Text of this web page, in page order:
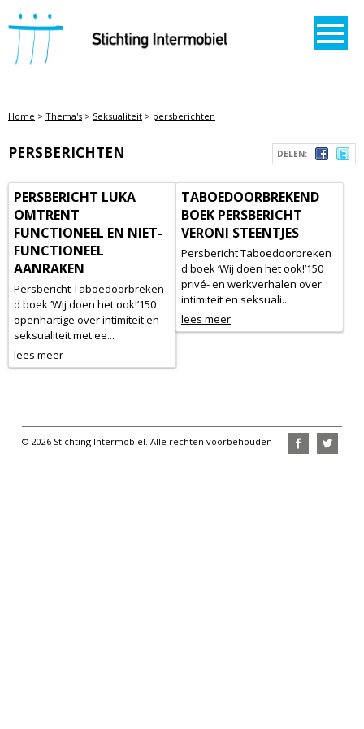
STICHTING INTERMOBIEL
Home > Thema's > Seksualiteit > persberichten
DELEN:
PERSBERICHTEN
PERSBERICHT LUKA
OMTRENT
FUNCTIONEEL EN NIET-
FUNCTIONEEL
AANRAKEN
Persbericht Taboedoorbreken
d boek ‘Wij doen het ook!’150
openhartige over intimiteit en
seksualiteit met ee...
lees meer
TABOEDOORBREKEND
BOEK PERSBERICHT
VERONI STEENTJES
Persbericht Taboedoorbreken
d boek ‘Wij doen het ook!’150
privé- en werkverhalen over
intimiteit en seksuali...
lees meer
© 2026 Stichting Intermobiel. Alle rechten voorbehouden